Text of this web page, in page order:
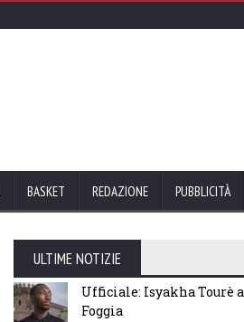
BASKET REDAZIONE PUBBLICITÀ
ULTIME NOTIZIE
Ufficiale: Isyakha Tourè
Foggia